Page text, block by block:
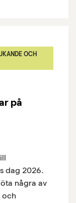
OCH
på
dag 2026.
några av
och